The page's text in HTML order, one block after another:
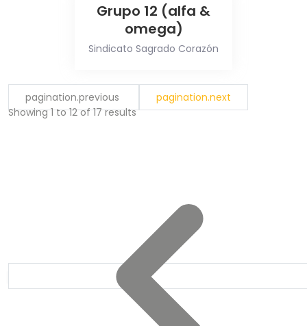
Grupo 12 (alfa &
omega)
Sindicato Sagrado Corazón
pagination.previous
pagination.next
Showing1to12of17results